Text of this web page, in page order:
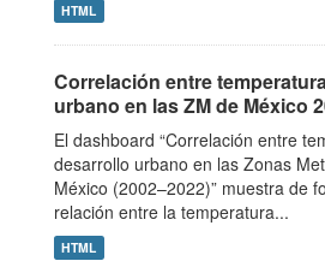
HTML
Correlación entre
urbano en las ZM de México
El dashboard “Correlación entre
desarrollo urbano en las Zonas
México (2002–2022)” muestra de
relación entre la temperatura...
HTML